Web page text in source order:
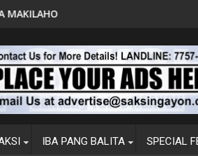
MGA BATASPINAAARAL NA SA DOJ ANG
IBA PANG BALITA SPECIAL